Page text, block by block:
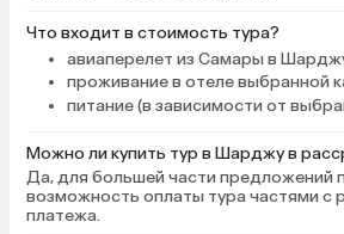
Что входит в стоимость тура?
авиаперелет из Самары в
проживание в отеле выбранной
питание (в зависимости от
Можно ли купить тур в Шарджу в
Да, для большей части предложений
возможность оплаты тура частями с
платежа.